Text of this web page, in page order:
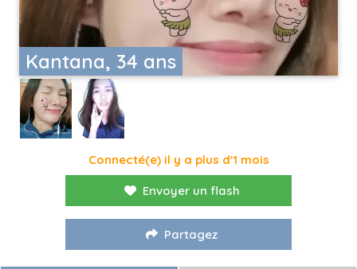
Kantana, 34 ans
Connecté(e) il y a plus d'1 mois
Envoyer un flash
Partagez